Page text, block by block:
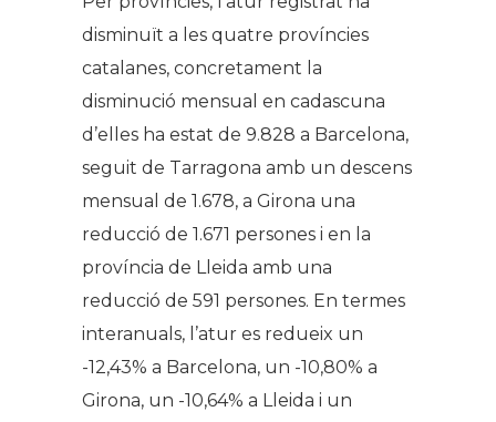
disminuït a les quatre províncies
catalanes, concretament la
disminució mensual en cadascuna
d’elles ha estat de 9.828 a Barcelona,
seguit de Tarragona amb un descens
mensual de 1.678, a Girona una
reducció de 1.671 persones i en la
província de Lleida amb una
reducció de 591 persones. En termes
interanuals, l’atur es redueix un
-12,43% a Barcelona, un -10,80% a
Girona, un -10,64% a Lleida i un